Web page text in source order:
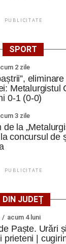
PUBLICITATE
SPORT
2 zile
Metalurgistul
0-1 (0-0)
3 zile
de la
concursul de
PUBLICITATE
DIN JUDEȚ
acum 4 luni
Paște. Urări
prieteni |